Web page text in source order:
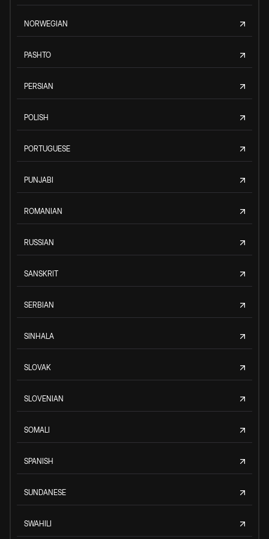
NORWEGIAN
PASHTO
PERSIAN
POLISH
PORTUGUESE
PUNJABI
ROMANIAN
RUSSIAN
SANSKRIT
SERBIAN
SINHALA
SLOVAK
SLOVENIAN
SOMALI
SPANISH
SUNDANESE
SWAHILI